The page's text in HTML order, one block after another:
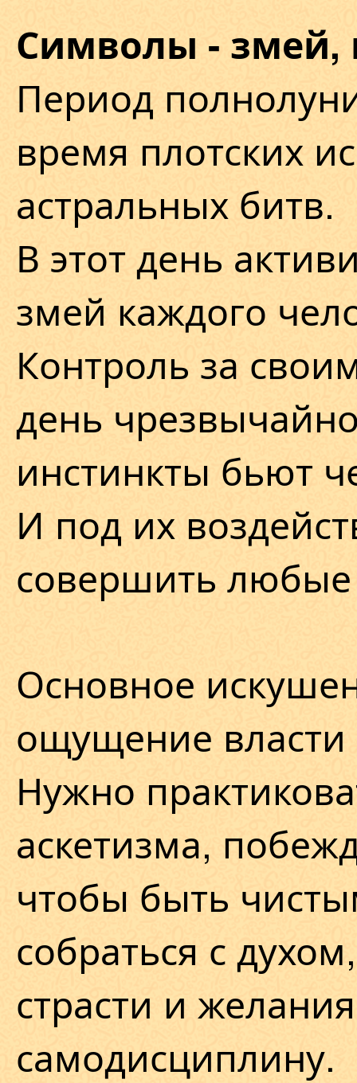
Символы - змей,
Период
время плотских
астральных битв.
В этот день
змей каждого
Контроль за
день
инстинкты бьют
И под их
совершить любые
Основное
ощущение
Нужно
аскетизма,
чтобы быть
собраться с
страсти и
самодисциплину.